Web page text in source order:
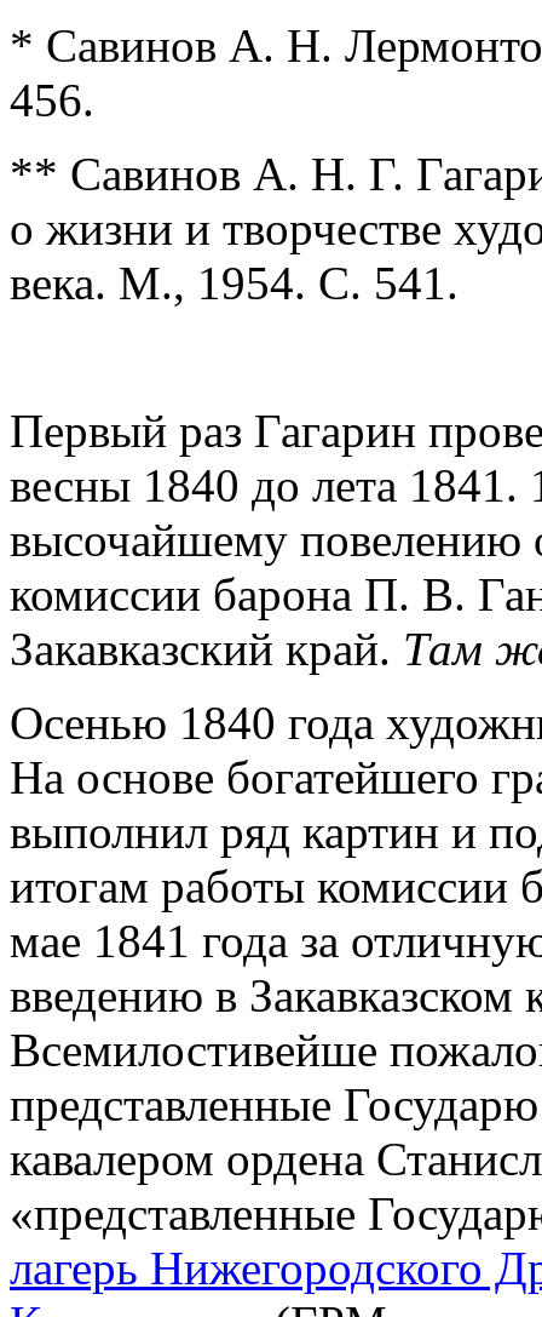
* Савинов А. Н.
456.
** Савинов А. Н. Г.
о жизни и творчестве
века. М., 1954. С. 541.
Первый раз Гагарин
весны 1840 до лета 1841.
высочайшему повелению
комиссии барона П. В.
Закавказский край. Там
Осенью 1840 года
На основе богатейшего
выполнил ряд картин и
итогам работы комиссии
мае 1841 года за
введению в Закавказском
Всемилостивейше
представленные
кавалером ордена
«представленные
лагерь Нижегородского